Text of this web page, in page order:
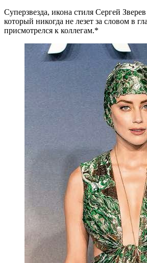
Суперзвезда, икона стиля Сергей
который никогда не лезет за словом в
присмотрелся к коллегам.*